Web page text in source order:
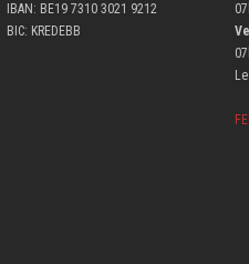
IBAN: BE19 7310 3021 9212
BIC: KREDEBB